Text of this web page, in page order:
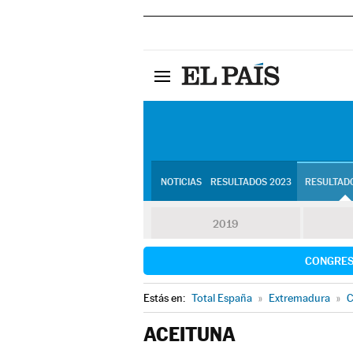
NOTICIAS RESULTADOS 2023
2019
Estás en: Total España » Extremadura »
ACEITUNA